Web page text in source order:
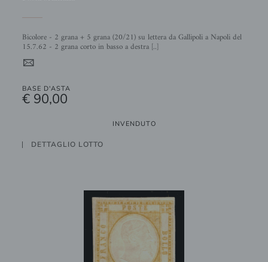
Bicolore - 2 grana + 5 grana (20/21) su lettera da Gallipoli a Napoli del
15.7.62 - 2 grana corto in basso a destra [..]
4
BASE D'ASTA
€ 90,00
INVENDUTO
DETTAGLIO LOTTO